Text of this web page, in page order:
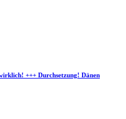
+++ Durchsetzung! Dänen